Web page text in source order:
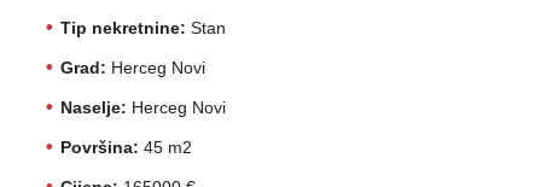
Tip nekretnine: Stan
Grad: Herceg Novi
Naselje: Herceg Novi
Površina: 45 m2